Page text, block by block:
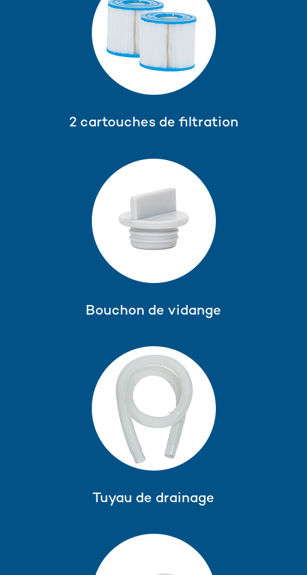
2 cartouches de filtration
Bouchon de vidange
Tuyau de drainage